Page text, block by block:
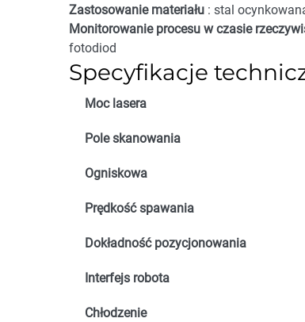
Zastosowanie materiału : stal
Monitorowanie procesu w czasie
fotodiod
Specyfikacje
Moc lasera
Pole skanowania
Ogniskowa
Prędkość spawania
Dokładność pozycjonowania
Interfejs robota
Chłodzenie